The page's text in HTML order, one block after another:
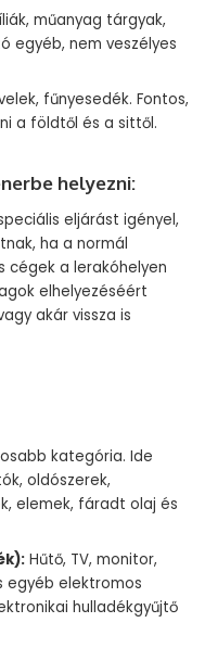
műanyag tárgyak,
egyéb, nem veszélyes
fűnyesedék. Fontos,
a földtől és a sittől.
helyezni:
eljárást igényel,
ha a normál
cégek a lerakóhelyen
elhelyezéséért
akár vissza is
kategória. Ide
oldószerek,
elemek, fáradt olaj és
Hűtő, TV, monitor,
egyéb elektromos
hulladékgyűjtő